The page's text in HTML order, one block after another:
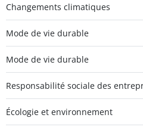
Changements climatiques
Mode de vie durable
Mode de vie durable
Responsabilité sociale des
Écologie et environnement